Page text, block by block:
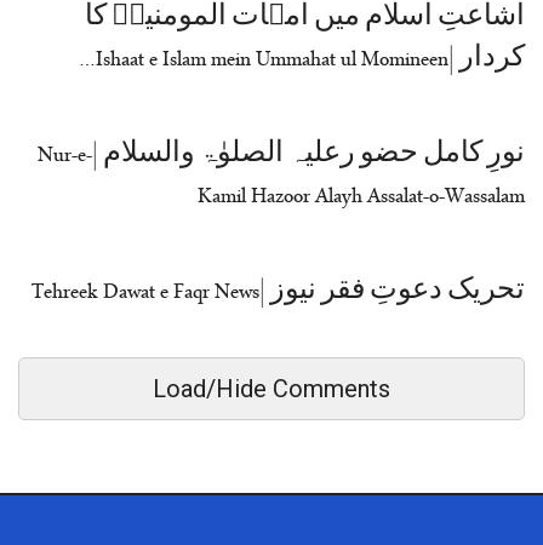
اشاعتِ اسلام میں امہات المومنینؓ کا
کردار |Ishaat e Islam mein Ummahat ul Momineen…
نورِ کامل حضو رعلیہ الصلوٰۃ والسلام |Nur-e-
Kamil Hazoor Alayh Assalat-o-Wassalam
تحریک دعوتِ فقر نیوز |Tehreek Dawat e Faqr News
Load/Hide Comments